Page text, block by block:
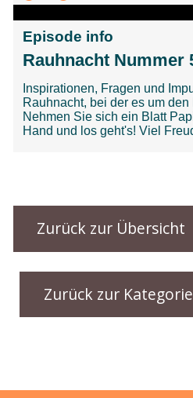
Zurück zur Übersicht
Zurück zur Kategorie